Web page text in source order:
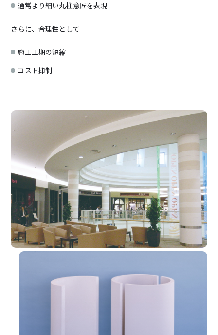
通常より細い丸柱意匠を表現
さらに、合理性として
施工工期の短縮
コスト抑制